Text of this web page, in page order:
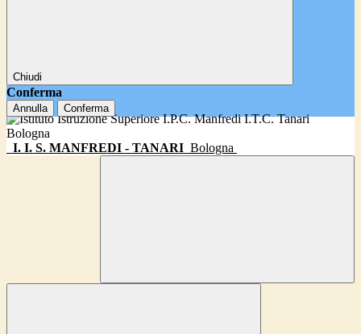
Chiudi
Conferma
Annulla Conferma
I. I. S. MANFREDI - TANARI Bologna